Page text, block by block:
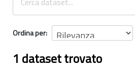
Ordina per
1 dataset trovato